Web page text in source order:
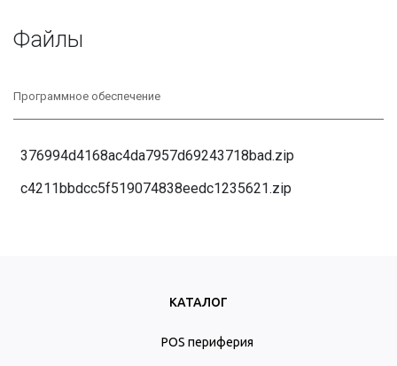
Файлы
Программное обеспечение
376994d4168ac4da7957d69243718bad.zip
c4211bbdcc5f519074838eedc1235621.zip
КАТАЛОГ
POS периферия